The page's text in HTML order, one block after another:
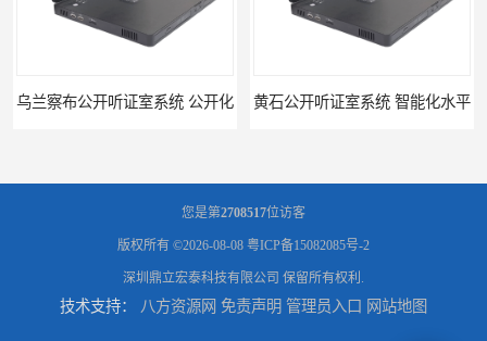
乌兰察布公开听证室系统 公开化 黄石公开听证室系统 智能化水平
您是第2708517位访客
版权所有 ©2026-08-08 粤ICP备15082085号-2
深圳鼎立宏泰科技有限公司 保留所有权利.
技术支持： 八方资源网 免责声明 管理员入口 网站地图